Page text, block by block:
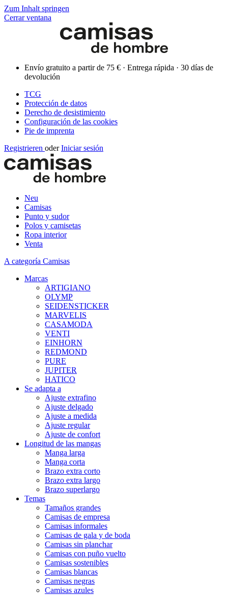
Zum Inhalt springen
Cerrar ventana
Envío gratuito a partir de 75 € · Entrega rápida · 30 días de
devolución
TCG
Protección de datos
Derecho de desistimiento
Configuración de las cookies
Pie de imprenta
Registrieren oder Iniciar sesión
Neu
Camisas
Punto y sudor
Polos y camisetas
Ropa interior
Venta
A categoría Camisas
Marcas
ARTIGIANO
OLYMP
SEIDENSTICKER
MARVELIS
CASAMODA
VENTI
EINHORN
REDMOND
PURE
JUPITER
HATICO
Se adapta a
Ajuste extrafino
Ajuste delgado
Ajuste a medida
Ajuste regular
Ajuste de confort
Longitud de las mangas
Manga larga
Manga corta
Brazo extra corto
Brazo extra largo
Brazo superlargo
Temas
Tamaños grandes
Camisas de empresa
Camisas informales
Camisas de gala y de boda
Camisas sin planchar
Camisas con puño vuelto
Camisas sostenibles
Camisas blancas
Camisas negras
Camisas azules